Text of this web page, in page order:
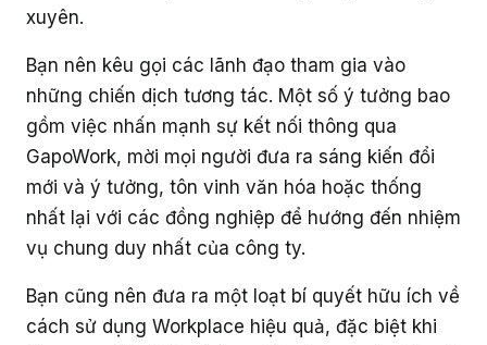
xuyên.
Bạn nên kêu gọi các lãnh đạo tham gia vào
những chiến dịch tương tác. Một số ý tưởng bao
gồm việc nhấn mạnh sự kết nối thông qua
GapoWork, mời mọi người đưa ra sáng kiến đổi
mới và ý tưởng, tôn vinh văn hóa hoặc thống
nhất lại với các đồng nghiệp để hướng đến nhiệm
vụ chung duy nhất của công ty.
Bạn cũng nên đưa ra một loạt bí quyết hữu ích về
cách sử dụng Workplace hiệu quả, đặc biệt khi